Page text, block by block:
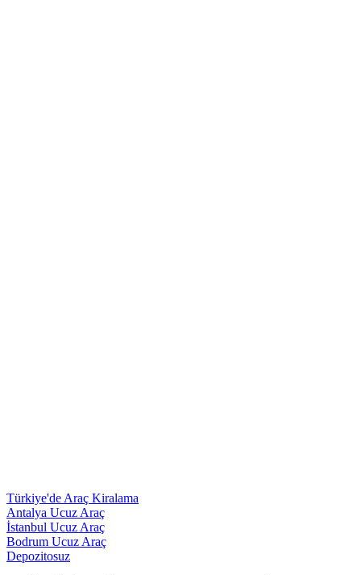
Türkiye'de Araç Kiralama
Antalya Ucuz Araç
İstanbul Ucuz Araç
Bodrum Ucuz Araç
Depozitosuz